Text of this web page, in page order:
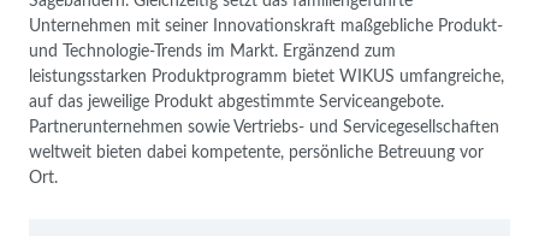
Unternehmen mit seiner Innovationskraft maßgebliche Produkt-
und Technologie-Trends im Markt. Ergänzend zum
leistungsstarken Produktprogramm bietet WIKUS umfangreiche,
auf das jeweilige Produkt abgestimmte Serviceangebote.
Partnerunternehmen sowie Vertriebs- und Servicegesellschaften
weltweit bieten dabei kompetente, persönliche Betreuung vor
Ort.